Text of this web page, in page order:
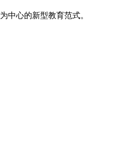
心的新型教育范式。